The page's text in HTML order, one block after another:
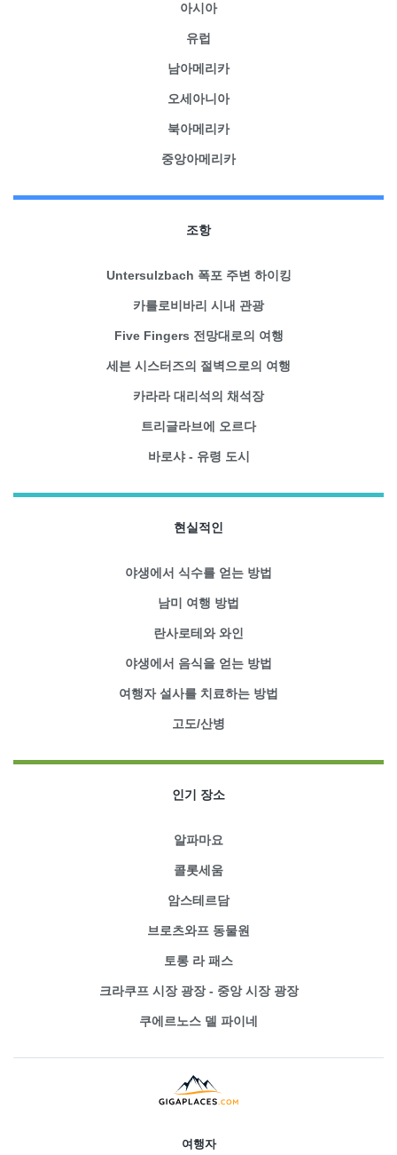
아시아
유럽
남아메리카
오세아니아
북아메리카
중앙아메리카
조항
Untersulzbach 폭포 주변 하이킹
카를로비바리 시내 관광
Five Fingers 전망대로의 여행
세븐 시스터즈의 절벽으로의 여행
카라라 대리석의 채석장
트리글라브에 오르다
바로샤 - 유령 도시
현실적인
야생에서 식수를 얻는 방법
남미 여행 방법
란사로테와 와인
야생에서 음식을 얻는 방법
여행자 설사를 치료하는 방법
고도/산병
인기 장소
알파마요
콜롯세움
암스테르담
브로츠와프 동물원
토롱 라 패스
크라쿠프 시장 광장 - 중앙 시장 광장
쿠에르노스 델 파이네
여행자